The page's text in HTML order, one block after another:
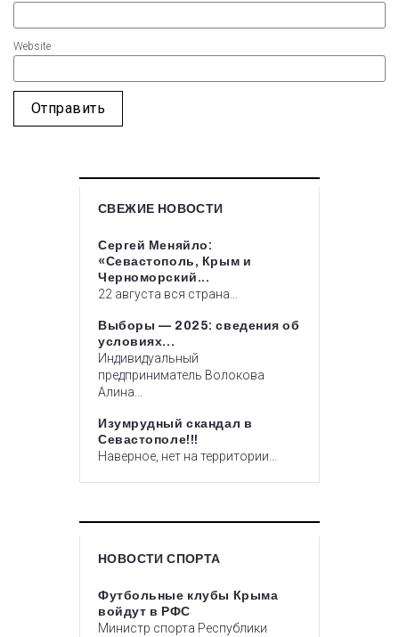
Website
СВЕЖИЕ НОВОСТИ
Сергей Меняйло:
«Севастополь, Крым и
Черноморский...
22 августа вся страна...
Выборы — 2025: сведения об
условиях...
Индивидуальный
предприниматель Волокова
Алина...
Изумрудный скандал в
Севастополе!!!
Наверное, нет на территории...
НОВОСТИ СПОРТА
Футбольные клубы Крыма
войдут в РФС
Министр спорта Республики